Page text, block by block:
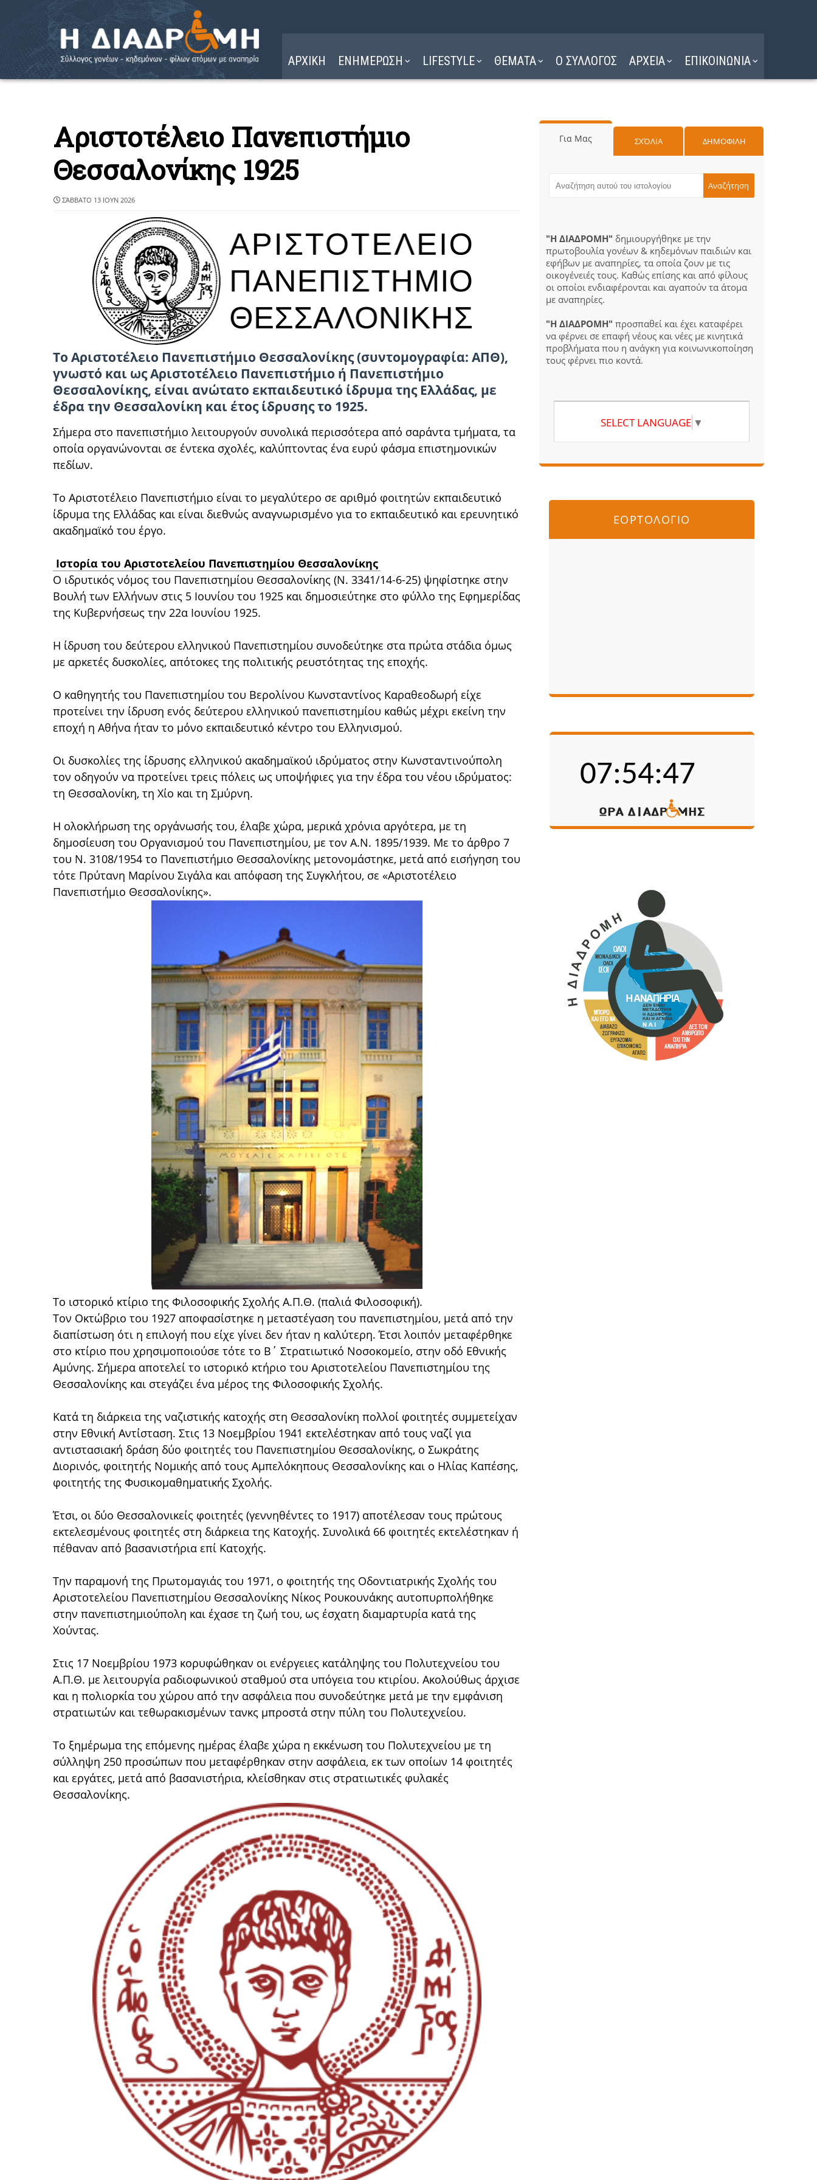
ΑΡΧΙΚΗ ΕΝΗΜΕΡΩΣΗ LIFESTYLE ΘΕΜΑΤΑ Ο ΣΥΛΛΟΓΟΣ ΑΡΧΕΙΑ ΕΠΙΚΟΙΝΩΝΙΑ
Αριστοτέλειο Πανεπιστήμιο
Θεσσαλονίκης 1925
ΣΆΒΒΑΤΟ 13 ΙΟΥΝ 2026
Το Αριστοτέλειο Πανεπιστήμιο Θεσσαλονίκης (συντομογραφία: ΑΠΘ),
γνωστό και ως Αριστοτέλειο Πανεπιστήμιο ή Πανεπιστήμιο
Θεσσαλονίκης, είναι ανώτατο εκπαιδευτικό ίδρυμα της Ελλάδας, με
έδρα την Θεσσαλονίκη και έτος ίδρυσης το 1925.
Σήμερα στο πανεπιστήμιο λειτουργούν συνολικά περισσότερα από σαράντα τμήματα, τα
οποία οργανώνονται σε έντεκα σχολές, καλύπτοντας ένα ευρύ φάσμα επιστημονικών
πεδίων.
Το Αριστοτέλειο Πανεπιστήμιο είναι το μεγαλύτερο σε αριθμό φοιτητών εκπαιδευτικό
ίδρυμα της Ελλάδας και είναι διεθνώς αναγνωρισμένο για το εκπαιδευτικό και ερευνητικό
ακαδημαϊκό του έργο.
Ιστορία του Αριστοτελείου Πανεπιστημίου Θεσσαλονίκης
Ο ιδρυτικός νόμος του Πανεπιστημίου Θεσσαλονίκης (Ν. 3341/14-6-25) ψηφίστηκε στην
Βουλή των Ελλήνων στις 5 Ιουνίου του 1925 και δημοσιεύτηκε στο φύλλο της Εφημερίδας
της Κυβερνήσεως την 22α Ιουνίου 1925.
Η ίδρυση του δεύτερου ελληνικού Πανεπιστημίου συνοδεύτηκε στα πρώτα στάδια όμως
με αρκετές δυσκολίες, απότοκες της πολιτικής ρευστότητας της εποχής.
Ο καθηγητής του Πανεπιστημίου του Βερολίνου Κωνσταντίνος Καραθεοδωρή είχε
προτείνει την ίδρυση ενός δεύτερου ελληνικού πανεπιστημίου καθώς μέχρι εκείνη την
εποχή η Αθήνα ήταν το μόνο εκπαιδευτικό κέντρο του Ελληνισμού.
Οι δυσκολίες της ίδρυσης ελληνικού ακαδημαϊκού ιδρύματος στην Κωνσταντινούπολη
τον οδηγούν να προτείνει τρεις πόλεις ως υποψήφιες για την έδρα του νέου ιδρύματος:
τη Θεσσαλονίκη, τη Χίο και τη Σμύρνη.
Η ολοκλήρωση της οργάνωσής του, έλαβε χώρα, μερικά χρόνια αργότερα, με τη
δημοσίευση του Οργανισμού του Πανεπιστημίου, με τον Α.Ν. 1895/1939. Με το άρθρo 7
του Ν. 3108/1954 το Πανεπιστήμιο Θεσσαλονίκης μετονομάστηκε, μετά από εισήγηση του
τότε Πρύτανη Μαρίνου Σιγάλα και απόφαση της Συγκλήτου, σε «Αριστοτέλειο
Πανεπιστήμιο Θεσσαλονίκης».
Το ιστορικό κτίριο της Φιλοσοφικής Σχολής Α.Π.Θ. (παλιά Φιλοσοφική).
Τον Οκτώβριο του 1927 αποφασίστηκε η μεταστέγαση του πανεπιστημίου, μετά από την
διαπίστωση ότι η επιλογή που είχε γίνει δεν ήταν η καλύτερη. Έτσι λοιπόν μεταφέρθηκε
στο κτίριο που χρησιμοποιούσε τότε το B΄ Στρατιωτικό Νοσοκομείο, στην οδό Εθνικής
Αμύνης. Σήμερα αποτελεί το ιστορικό κτήριο του Αριστοτελείου Πανεπιστημίου της
Θεσσαλονίκης και στεγάζει ένα μέρος της Φιλοσοφικής Σχολής.
Κατά τη διάρκεια της ναζιστικής κατοχής στη Θεσσαλονίκη πολλοί φοιτητές συμμετείχαν
στην Εθνική Αντίσταση. Στις 13 Νοεμβρίου 1941 εκτελέστηκαν από τους ναζί για
αντιστασιακή δράση δύο φοιτητές του Πανεπιστημίου Θεσσαλονίκης, ο Σωκράτης
Διορινός, φοιτητής Νομικής από τους Αμπελόκηπους Θεσσαλονίκης και ο Ηλίας Καπέσης,
φοιτητής της Φυσικομαθηματικής Σχολής.
Έτσι, οι δύο Θεσσαλονικείς φοιτητές (γεννηθέντες το 1917) αποτέλεσαν τους πρώτους
εκτελεσμένους φοιτητές στη διάρκεια της Κατοχής. Συνολικά 66 φοιτητές εκτελέστηκαν ή
πέθαναν από βασανιστήρια επί Κατοχής.
Την παραμονή της Πρωτομαγιάς του 1971, ο φοιτητής της Οδοντιατρικής Σχολής του
Αριστοτελείου Πανεπιστημίου Θεσσαλονίκης Νίκος Ρουκουνάκης αυτοπυρπολήθηκε
στην πανεπιστημιούπολη και έχασε τη ζωή του, ως έσχατη διαμαρτυρία κατά της
Χούντας.
Στις 17 Νοεμβρίου 1973 κορυφώθηκαν οι ενέργειες κατάληψης του Πολυτεχνείου του
Α.Π.Θ. με λειτουργία ραδιοφωνικού σταθμού στα υπόγεια του κτιρίου. Ακολούθως άρχισε
και η πολιορκία του χώρου από την ασφάλεια που συνοδεύτηκε μετά με την εμφάνιση
στρατιωτών και τεθωρακισμένων τανκς μπροστά στην πύλη του Πολυτεχνείου.
Το ξημέρωμα της επόμενης ημέρας έλαβε χώρα η εκκένωση του Πολυτεχνείου με τη
σύλληψη 250 προσώπων που μεταφέρθηκαν στην ασφάλεια, εκ των οποίων 14 φοιτητές
και εργάτες, μετά από βασανιστήρια, κλείσθηκαν στις στρατιωτικές φυλακές
Θεσσαλονίκης.
Για Μας ΣΧΌΛΙΑ ΔΗΜΟΦΙΛΗ
"Η ΔΙΑΔΡΟΜΗ" δημιουργήθηκε με την
πρωτοβουλία γονέων & κηδεμόνων παιδιών και
εφήβων με αναπηρίες, τα οποία ζουν με τις
οικογένειές τους. Καθώς επίσης και από φίλους
οι οποίοι ενδιαφέρονται και αγαπούν τα άτομα
με αναπηρίες.
"Η ΔΙΑΔΡΟΜΗ" προσπαθεί και έχει καταφέρει
να φέρνει σε επαφή νέους και νέες με κινητικά
προβλήματα που η ανάγκη για κοινωνικοποίηση
τους φέρνει πιο κοντά.
SELECT LANGUAGE ▼
ΕΟΡΤΟΛΟΓΙΟ